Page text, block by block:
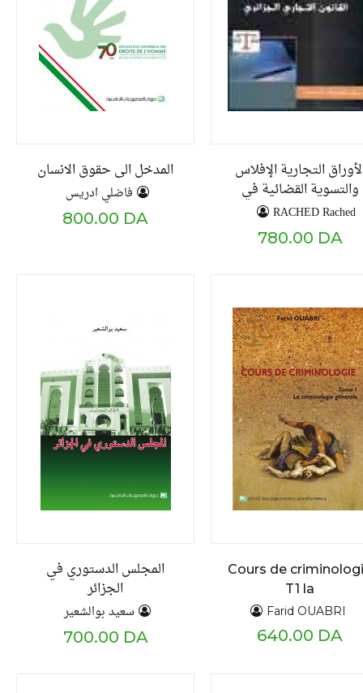
المدخل الى حقوق الانسان
فاضلي ادريس
800.00 DA
التجارية الإفلاس
والتسوية القضائية في
التجاري الجزائري
RACHED Rached
780.00 DA
المجلس الدستوري في
الجزائر
سعيد بوالشعير
700.00 DA
Cours de
T1 la
crimincriminologie
générale
Farid OUABRI
640.00 DA